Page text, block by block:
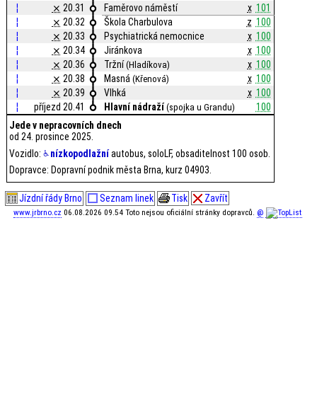
¦
⨯ 20.31 Faměrovo náměstí x 101
¦
⨯ 20.32 Škola Charbulova z 100
¦
⨯ 20.33 Psychiatrická nemocnice x 100
¦
⨯ 20.34 Jiránkova x 100
¦
⨯ 20.36 Tržní(Hladíkova) x 100
¦
⨯ 20.38 Masná(Křenová) x 100
¦
⨯ 20.39 Vlhká x 100
¦
příjezd 20.41 Hlavní nádraží (spojka u Grandu)
100
Jede v nepracovních dnech
od 24. prosince 2025.
Vozidlo: nízkopodlažníautobus, soloLF, obsaditelnost 100 osob.
Dopravce: Dopravní podnik města Brna, kurz 04903.
Jízdní řády Brno Seznam linek Tisk Zavřít
www.jrbrno.cz 06.08.2026 09.54 Toto nejsou oficiální stránky dopravců. @